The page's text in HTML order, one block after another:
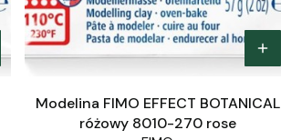
Modelina FIMO EFFECT BOTANICAL
różowy 8010-270 rose